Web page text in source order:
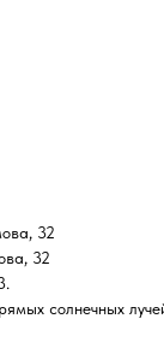
32
32
солнечных